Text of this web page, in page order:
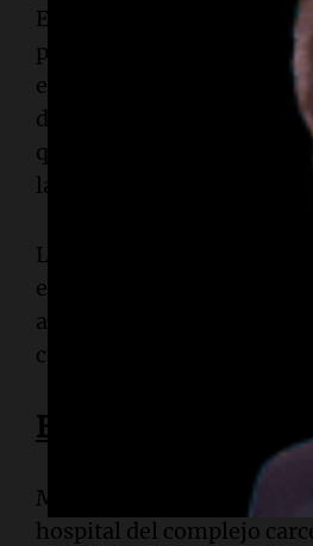
Entre las medidas
para establecer si otras
escuchado lo ocurrido.
distintos ambientes,
que utilizaba
, y
laboratorio.
Los pesquisas también
encubrimiento,
acusado y la utilización
cuerpo de la víctima.
El estado de
Mientras tanto, Claudio
hospital del complejo